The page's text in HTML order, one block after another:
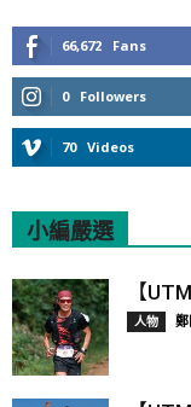
66,672 Fans
0 Followers
70 Videos
小編嚴選
【
人物